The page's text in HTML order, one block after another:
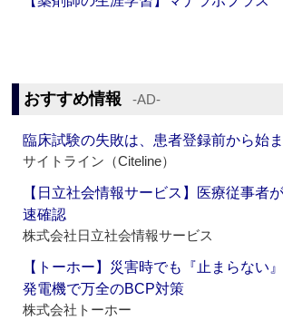
おすすめ情報 ‐AD‐
臨床試験の失敗は、患者登録前から始ま
サイトライン（Citeline）
【日立社会情報サービス】医療従事者
速確認
株式会社日立社会情報サービス
【トーホー】災害時でも『止まらない
発電機で万全のBCP対策
株式会社トーホー